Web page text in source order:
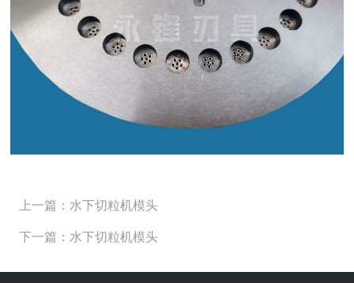
上一篇：水下切粒机模头
下一篇：水下切粒机模头